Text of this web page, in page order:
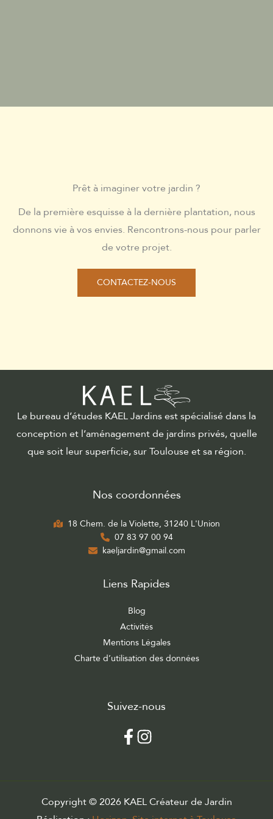
Prêt à imaginer votre jardin ?
De la première esquisse à la dernière plantation, nous
donnons vie à vos envies. Rencontrons-nous pour parler
de votre projet.
CONTACTEZ-NOUS
Le bureau d’études KAEL Jardins est spécialisé dans la
conception et l’aménagement de jardins privés, quelle
que soit leur superficie, sur Toulouse et sa région.
Nos coordonnées
18 Chem. de la Violette, 31240 L'Union
07 83 97 00 94
kaeljardin@gmail.com
Liens Rapides
Blog
Activités
Mentions Légales
Charte d’utilisation des données
Suivez-nous
Copyright © 2026 KAEL Créateur de Jardin